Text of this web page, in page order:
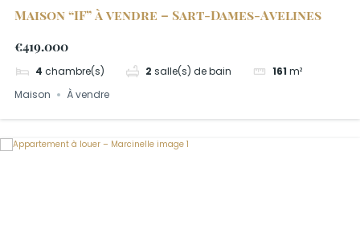
Maison “IF” à vendre – Sart-Dames-Avelines
€419.000
4 chambre(s) 2 salle(s) de bain 161 m²
Maison
À vendre